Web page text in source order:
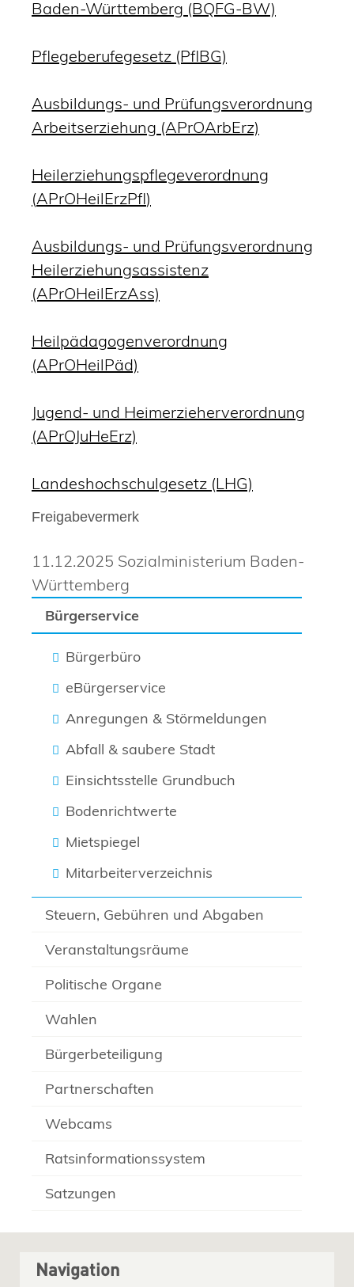
Bürgerservice
Bürgerbüro
eBürgerservice
Anregungen & Störmeldungen
Abfall & saubere Stadt
Einsichtsstelle Grundbuch
Bodenrichtwerte
Mietspiegel
Mitarbeiterverzeichnis
Steuern, Gebühren und Abgaben
Veranstaltungsräume
Politische Organe
Wahlen
Bürgerbeteiligung
Partnerschaften
Webcams
Ratsinformationssystem
Satzungen
Baden-Württemberg (BQFG-BW)
Pflegeberufegesetz (PflBG)
Ausbildungs- und Prüfungsverordnung
Arbeitserziehung (APrOArbErz)
Heilerziehungspflegeverordnung
(APrOHeilErzPfl)
Ausbildungs- und Prüfungsverordnung
Heilerziehungsassistenz
(APrOHeilErzAss)
Heilpädagogenverordnung
(APrOHeilPäd)
Jugend- und Heimerzieherverordnung
(APrOJuHeErz)
Landeshochschulgesetz (LHG)
Freigabevermerk
11.12.2025 Sozialministerium Baden-
Württemberg
Navigation